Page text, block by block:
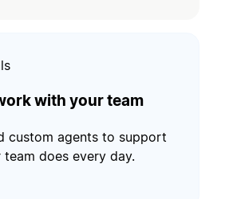
with your team
custom agents to support
does every day.